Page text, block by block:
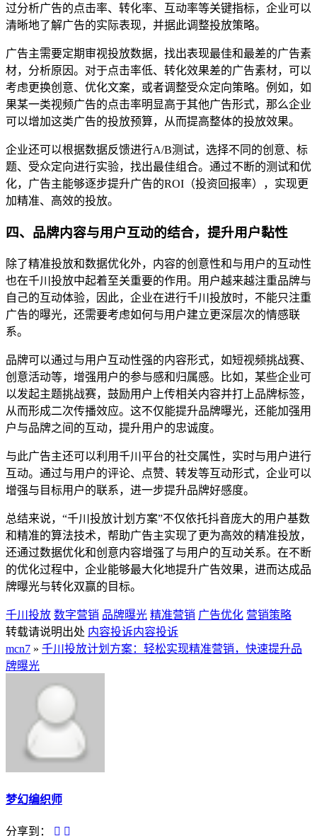
过分析广告的点击率、转化率、互动率等关键指标，企业可以
清晰地了解广告的实际表现，并据此调整投放策略。
广告主需要定期审视投放数据，找出表现最佳和最差的广告素
材，分析原因。对于点击率低、转化效果差的广告素材，可以
考虑更换创意、优化文案，或者调整受众定向策略。例如，如
果某一类视频广告的点击率明显高于其他广告形式，那么企业
可以增加这类广告的投放预算，从而提高整体的投放效果。
企业还可以根据数据反馈进行A/B测试，选择不同的创意、标
题、受众定向进行实验，找出最佳组合。通过不断的测试和优
化，广告主能够逐步提升广告的ROI（投资回报率），实现更
加精准、高效的投放。
四、品牌内容与用户互动的结合，提升用户黏性
除了精准投放和数据优化外，内容的创意性和与用户的互动性
也在千川投放中起着至关重要的作用。用户越来越注重品牌与
自己的互动体验，因此，企业在进行千川投放时，不能只注重
广告的曝光，还需要考虑如何与用户建立更深层次的情感联
系。
品牌可以通过与用户互动性强的内容形式，如短视频挑战赛、
创意活动等，增强用户的参与感和归属感。比如，某些企业可
以发起主题挑战赛，鼓励用户上传相关内容并打上品牌标签，
从而形成二次传播效应。这不仅能提升品牌曝光，还能加强用
户与品牌之间的互动，提升用户的忠诚度。
与此广告主还可以利用千川平台的社交属性，实时与用户进行
互动。通过与用户的评论、点赞、转发等互动形式，企业可以
增强与目标用户的联系，进一步提升品牌好感度。
总结来说，“千川投放计划方案”不仅依托抖音庞大的用户基数
和精准的算法技术，帮助广告主实现了更为高效的精准投放，
还通过数据优化和创意内容增强了与用户的互动关系。在不断
的优化过程中，企业能够最大化地提升广告效果，进而达成品
牌曝光与转化双赢的目标。
千川投放 数字营销 品牌曝光 精准营销 广告优化 营销策略
转载请说明出处 内容投诉内容投诉
mcn7 » 千川投放计划方案：轻松实现精准营销，快速提升品
牌曝光
梦幻编织师
分享到：